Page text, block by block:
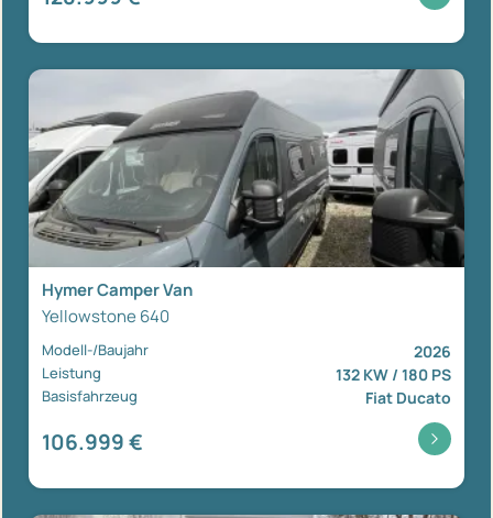
Hymer Camper Van
Yellowstone 640
Modell-/Baujahr 2026
Leistung 132 KW / 180 PS
Basisfahrzeug Fiat Ducato
106.999 €